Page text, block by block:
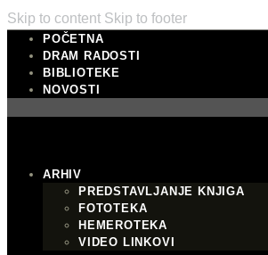
Skip to content Skip to footer
POČETNA
DRAM RADOSTI
BIBLIOTEKE
NOVOSTI
ARHIV
PREDSTAVLJANJE KNJIGA
FOTOTEKA
HEMEROTEKA
VIDEO LINKOVI